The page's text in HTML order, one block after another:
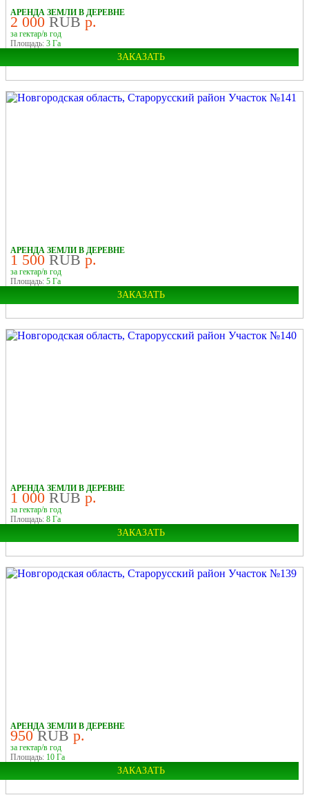
АРЕНДА ЗЕМЛИ В ДЕРЕВНЕ
2 000 RUB р.
за гектар/в год
Площадь: 3 Га
ЗАКАЗАТЬ
Область:
Новгородская
АРЕНДА ЗЕМЛИ В ДЕРЕВНЕ
1 500 RUB р.
за гектар/в год
Площадь: 5 Га
ЗАКАЗАТЬ
Область:
Новгородская
АРЕНДА ЗЕМЛИ В ДЕРЕВНЕ
1 000 RUB р.
за гектар/в год
Площадь: 8 Га
ЗАКАЗАТЬ
Область:
Новгородская
АРЕНДА ЗЕМЛИ В ДЕРЕВНЕ
950 RUB р.
за гектар/в год
Площадь: 10 Га
ЗАКАЗАТЬ